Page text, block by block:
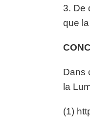
3. De
que
Dans
la
(1)